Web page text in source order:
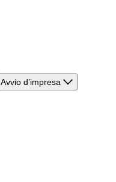
Avvio d’impresa